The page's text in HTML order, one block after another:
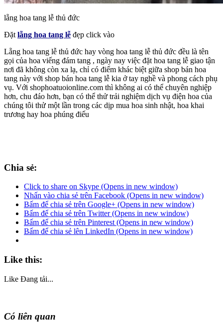
lẵng hoa tang lễ thủ đức
Đặt lẵng hoa tang lễ đẹp click vào
Lẵng hoa tang lễ thủ đức hay vòng hoa tang lễ thủ đức đều là tên
gọi của hoa viếng đám tang , ngày nay việc đặt hoa tang lễ giao tận
nơi đã không còn xa lạ, chỉ có điểm khác biệt giữa shop bán hoa
tang này với shop bán hoa tang lễ kia ở tay nghề và phong cách phụ
vụ. Với shophoatuoionline.com thì không ai có thể chuyên nghiệp
hơn, chu đáo hơn, bạn có thể thử trải nghiệm dịch vụ điện hoa của
chúng tôi thử một lần trong các dịp mua hoa sinh nhật, hoa khai
trương hay hoa phúng điếu
Chia sẻ:
Click to share on Skype (Opens in new window)
Nhấn vào chia sẻ trên Facebook (Opens in new window)
Bấm để chia sẻ trên Google+ (Opens in new window)
Bấm để chia sẻ trên Twitter (Opens in new window)
Bấm để chia sẻ trên Pinterest (Opens in new window)
Bấm để chia sẻ lên LinkedIn (Opens in new window)
Like this:
Like Đang tải...
Có liên quan